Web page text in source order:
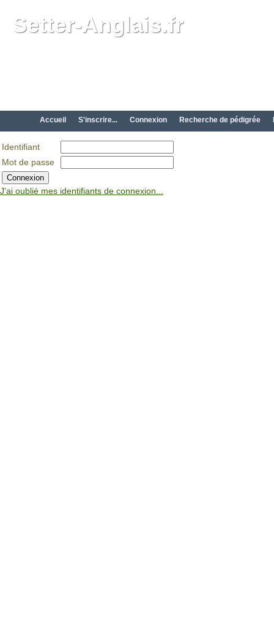
Setter-Anglais.fr
Accueil S'inscrire... Connexion Recherche de pédigrée
Identifiant
Mot de passe
J'ai oublié mes identifiants de connexion...